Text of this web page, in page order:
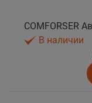
В наличии